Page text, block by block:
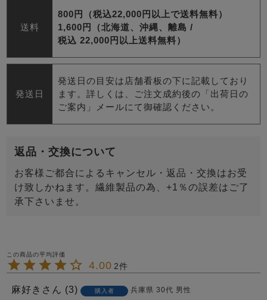
送料
800円（税込22,000円以上で送料無料）
1,600円（北海道、沖縄、離島 /
税込 22,000円以上送料無料）
発送日
発送日の目安は店舗看板の下に記載しており
ます。詳しくは、ご注文成約後の「出荷日の
ご案内」メールにて御確認ください。
返品・交換について
お客様ご都合によるキャンセル・返品・交換はお受
け致しかねます。繊維製品の為、+1％の誤差はご了
承下さいませ。
4.00 2
麻好き 3 購入者 兵庫県 30代 男性